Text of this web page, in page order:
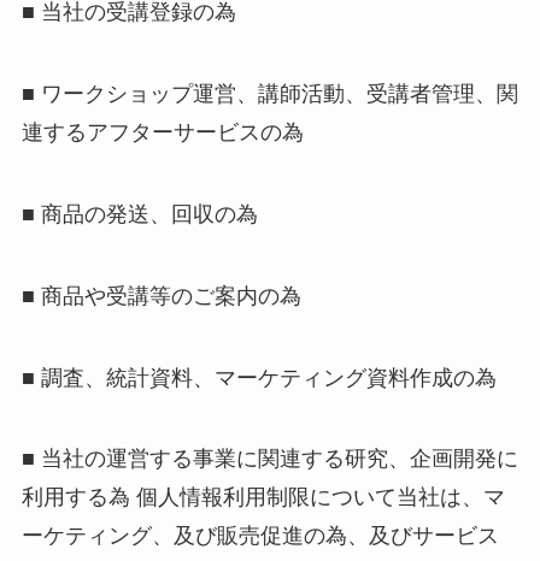
■ 当社の受講登録の為
■ ワークショップ運営、講師活動、受講者管理、関
連するアフターサービスの為
■ 商品の発送、回収の為
■ 商品や受講等のご案内の為
■ 調査、統計資料、マーケティング資料作成の為
■ 当社の運営する事業に関連する研究、企画開発に
利用する為 個人情報利用制限について当社は、マ
ーケティング、及び販売促進の為、及びサービス